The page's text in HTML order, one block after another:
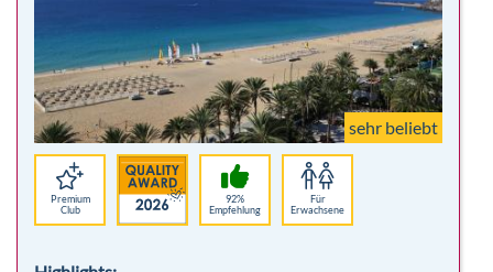
Für
Erwachsene
Highlights:
Party/Nightlife
Adults only
Traumstrand
Hotelbeschreibung
7 Nächte
Vollpension
inkl. Flug
-46%
p. P.
2.487,00 €
p.P. ab 1.328 €